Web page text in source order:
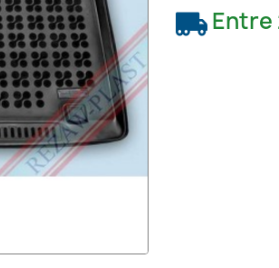
Entre